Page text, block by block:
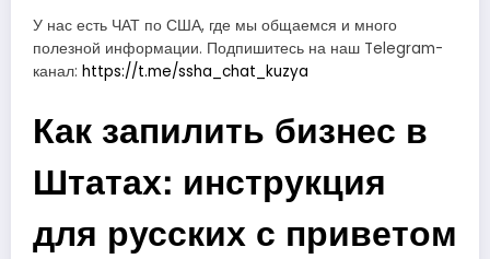
У нас есть ЧАТ по США, где мы общаемся и много
полезной информации. Подпишитесь на наш Telegram-
канал: https://t.me/ssha_chat_kuzya
Как запилить бизнес в
Штатах: инструкция
для русских с приветом